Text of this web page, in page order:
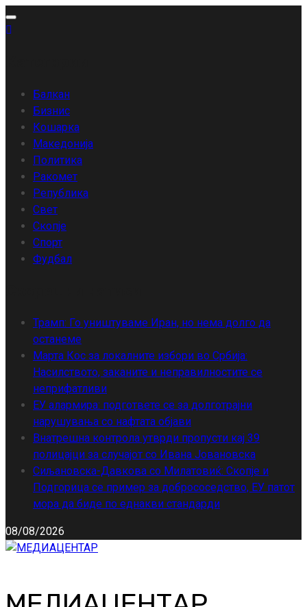
Skip
to
Балкан
Бизнис
Кошарка
Македонија
Политика
Ракомет
Република
Свет
Скопје
Спорт
Фудбал
Трамп: Го уништуваме Иран, но нема долго да
останеме
Марта Кос за локалните избори во Србија:
Насилството, заканите и неправилностите се
неприфатливи
ЕУ алармира: подгответе се за долготрајни
нарушувања со нафтата објави
Внатрешна контрола утврди пропусти кај 39
полицајци за случајот со Ивана Јовановска
Сиљановска-Давкова со Милатовиќ: Скопје и
Подгорица се пример за добрососедство, ЕУ патот
мора да биде по еднакви стандарди
08/08/2026